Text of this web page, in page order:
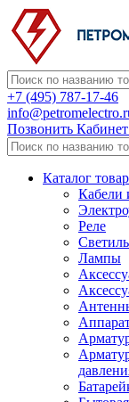
+7 (495) 787-17-46
Позвонить Кабинет
Каталог
Кабели
Реле
Лампы